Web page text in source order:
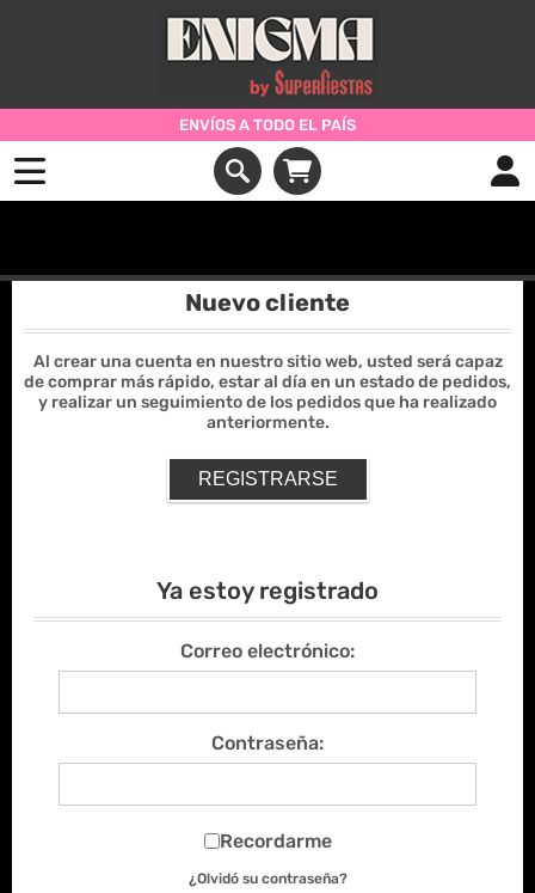
ENVÍOS A TODO EL PAÍS
Nuevo cliente
Al crear una cuenta en nuestro sitio web, usted será capaz
de comprar más rápido, estar al día en un estado de pedidos,
y realizar un seguimiento de los pedidos que ha realizado
anteriormente.
Ya estoy registrado
Correo electrónico:
Contraseña:
Recordarme
¿Olvidó su contraseña?